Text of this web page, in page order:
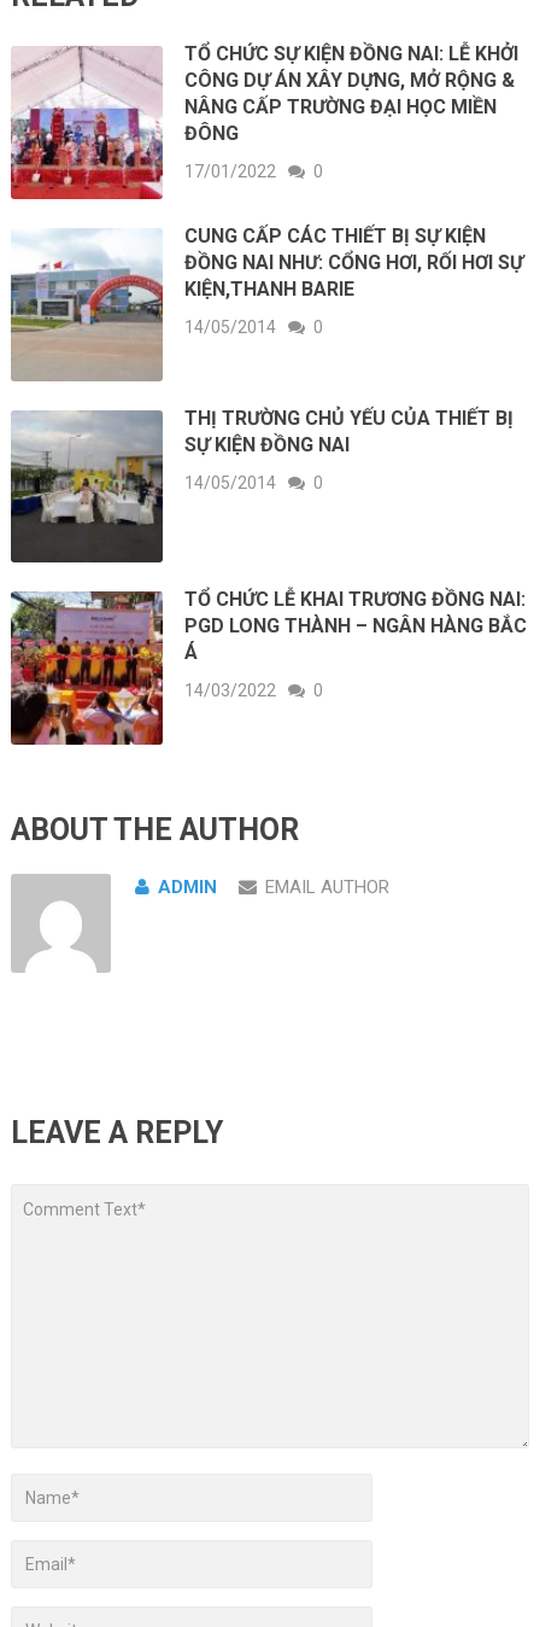
TỔ CHỨC SỰ KIỆN ĐỒNG NAI: LỄ KHỞI
CÔNG DỰ ÁN XÂY DỰNG, MỞ RỘNG &
NÂNG CẤP TRƯỜNG ĐẠI HỌC MIỀN
ĐÔNG
17/01/2022 0
CUNG CẤP CÁC THIẾT BỊ SỰ KIỆN
ĐỒNG NAI NHƯ: CỔNG HƠI, RỐI HƠI SỰ
KIỆN,THANH BARIE
14/05/2014 0
THỊ TRƯỜNG CHỦ YẾU CỦA THIẾT BỊ
SỰ KIỆN ĐỒNG NAI
14/05/2014 0
TỔ CHỨC LỄ KHAI TRƯƠNG ĐỒNG NAI:
PGD LONG THÀNH – NGÂN HÀNG BẮC
Á
14/03/2022 0
ABOUT THE AUTHOR
ADMIN EMAIL AUTHOR
LEAVE A REPLY